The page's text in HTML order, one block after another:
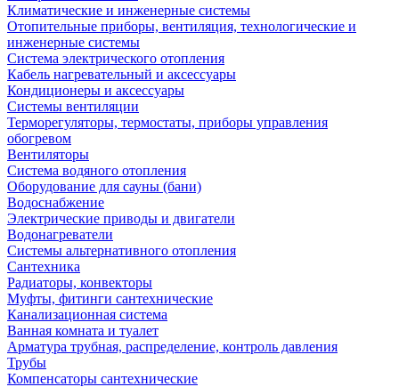
Климатические и инженерные системы
Отопительные приборы, вентиляция, технологические и
инженерные системы
Система электрического отопления
Кабель нагревательный и аксессуары
Кондиционеры и аксессуары
Системы вентиляции
Терморегуляторы, термостаты, приборы управления
обогревом
Вентиляторы
Система водяного отопления
Оборудование для сауны (бани)
Водоснабжение
Электрические приводы и двигатели
Водонагреватели
Системы альтернативного отопления
Сантехника
Радиаторы, конвекторы
Муфты, фитинги сантехнические
Канализационная система
Ванная комната и туалет
Арматура трубная, распределение, контроль давления
Трубы
Компенсаторы сантехнические